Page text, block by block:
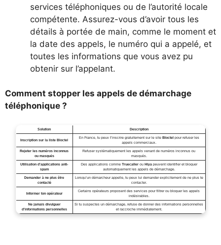
services téléphoniques ou de l’autorité locale
compétente. Assurez-vous d’avoir tous les
détails à portée de main, comme le moment et
la date des appels, le numéro qui a appelé, et
toutes les informations que vous avez pu
obtenir sur l’appelant.
Comment stopper les appels de démarchage
téléphonique ?
Solution Description
Inscription sur la liste Bloctel
En France, tu peux t’inscrire gratuitement sur le site Bloctelpour refuser les
appels commerciaux.
Rejeter les numéros inconnus
ou masqués
Refuser systématiquement les appels venant de numéros inconnus ou
masqués.
Utilisation d’applications anti-
spam
Des applications comme Truecallerou Hiyapeuvent identifier et bloquer
automatiquement les appels de démarchage.
Demander à ne plus être
contacté
Lorsqu’un démarcheur appelle, tu peux lui demander explicitement de ne plus te
contacter.
Informer ton opérateur
Certains opérateurs proposent des services pour filtrer ou bloquer les appels
indésirables.
Ne jamais divulguer
d’informations personnelles
Si tu suspectes un démarchage, refuse de donner des informations personnelles
et raccroche immédiatement.